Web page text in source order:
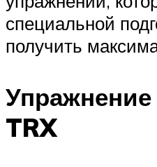
специальной
получить
TRX